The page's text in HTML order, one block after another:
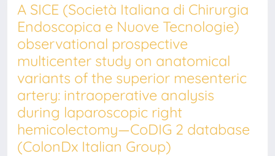
A SICE (Società Italiana di Chirurgia
Endoscopica e Nuove Tecnologie)
observational prospective
multicenter study on anatomical
variants of the superior mesenteric
artery: intraoperative analysis
during laparoscopic right
hemicolectomy—CoDIG 2 database
(ColonDx Italian Group)